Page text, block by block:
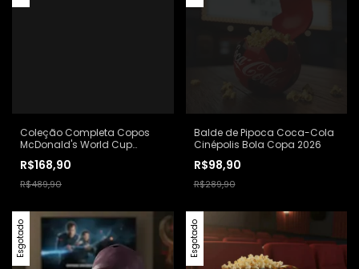
Coleção Completa Copos
McDonald's World Cup
Ouro Copa 2026
R$168,90
R$489,90
Balde de Pipoca Coca-Cola
Cinépolis Bola Copa 2026
R$98,90
R$289,90
Esgotado Esgotado